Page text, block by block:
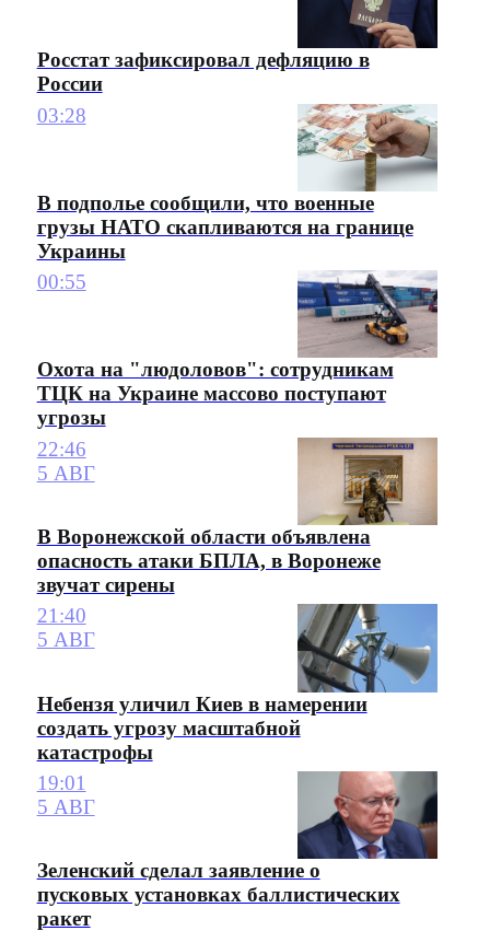
Росстат зафиксировал дефляцию в
России
03:28
В подполье сообщили, что военные
грузы НАТО скапливаются на границе
Украины
00:55
Охота на "людоловов": сотрудникам
ТЦК на Украине массово поступают
угрозы
22:46
5 АВГ
В Воронежской области объявлена
опасность атаки БПЛА, в Воронеже
звучат сирены
21:40
5 АВГ
Небензя уличил Киев в намерении
создать угрозу масштабной
катастрофы
19:01
5 АВГ
Зеленский сделал заявление о
пусковых установках баллистических
ракет